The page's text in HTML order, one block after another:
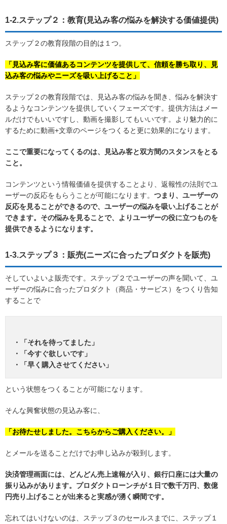
1-2.ステップ２：教育(見込み客の悩みを解決する価値提供)
ステップ２の教育段階の目的は１つ。
「見込み客に価値あるコンテンツを提供して、信頼を勝ち取り、見
込み客の悩みやニーズを吸い上げること」
ステップ２の教育段階では、見込み客の悩みを聞き、悩みを解決す
るようなコンテンツを提供していくフェーズです。提供方法はメー
ルだけでもいいですし、動画を撮影してもいいです。より魅力的に
するために動画+文章のページをつくると更に効果的になります。
ここで重要になってくるのは、見込み客と双方間のスタンスをとる
こと。
コンテンツという情報価値を提供することより、返報性の法則でユ
ーザーの反応をもらうことが可能になります。 つまり、ユーザーの
反応を見ることができるので、ユーザーの悩みを吸い上げることが
できます。その悩みを見ることで、よりユーザーの役に立つものを
提供できるようになります。
1-3.ステップ３：販売(ニーズに合ったプロダクトを販売)
そしていよいよ販売です。ステップ２でユーザーの声を聞いて、ユ
ーザーの悩みに合ったプロダクト（商品・サービス）をつくり告知
することで
・「それを待ってました」
・「今すぐ欲しいです」
・「早く購入させてください」
という状態をつくることが可能になります。
そんな興奮状態の見込み客に、
「お待たせしました。こちらからご購入ください。」
とメールを送ることだけでお申し込みが殺到します。
決済管理画面には、どんどん売上速報が入り、銀行口座には大量の
振り込みがあります。プロダクトローンチが１日で数千万円、数億
円売り上げることが出来ると実感が湧く瞬間です。
忘れてはいけないのは、ステップ３のセールスまでに、ステップ１